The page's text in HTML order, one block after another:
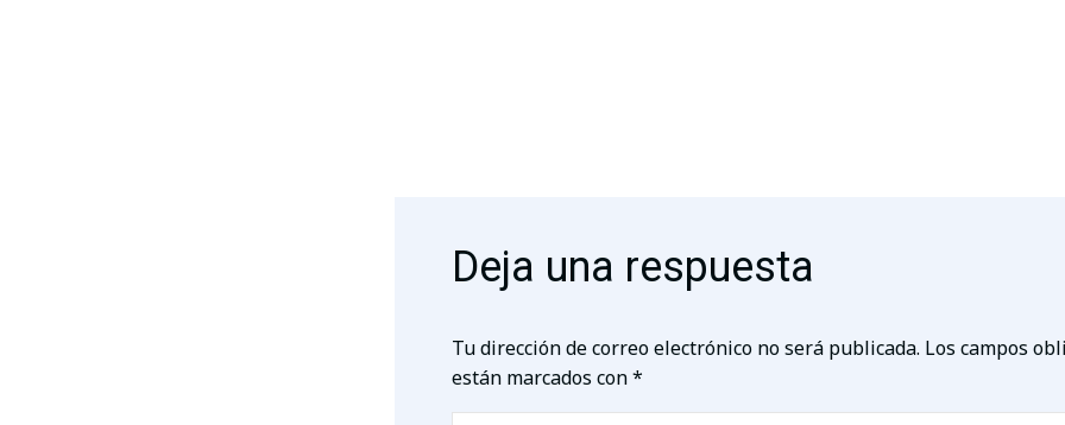
Deja una respuesta
Tu dirección de correo electrónico no será publicada. Los campos
están marcados con*